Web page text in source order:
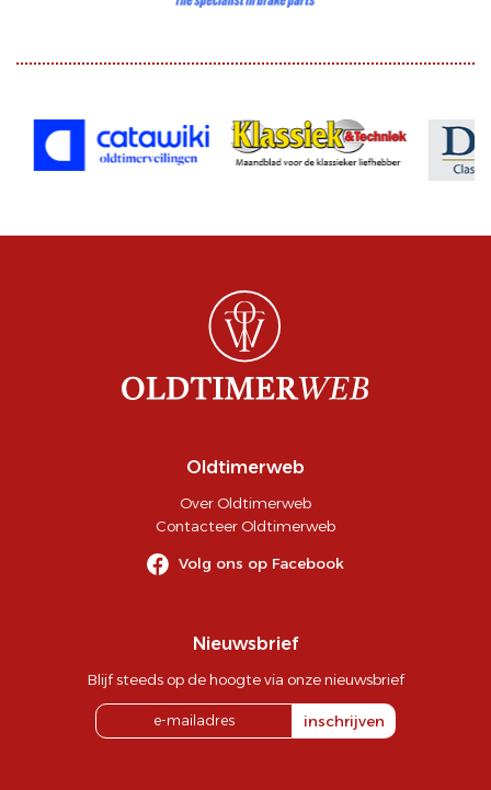
Oldtimerweb
Over Oldtimerweb
Contacteer Oldtimerweb
Volg ons op Facebook
Nieuwsbrief
Blijf steeds op de hoogte via onze nieuwsbrief
inschrijven